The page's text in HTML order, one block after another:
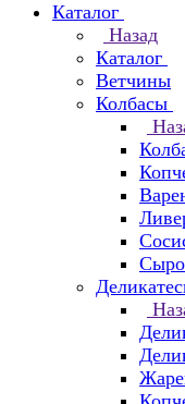
Каталог
Назад
Каталог
Ветчины
Колбасы